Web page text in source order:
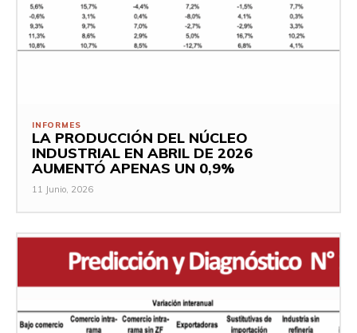
INFORMES
LA PRODUCCIÓN DEL NÚCLEO
INDUSTRIAL EN ABRIL DE 2026
AUMENTÓ APENAS UN 0,9%
11 Junio, 2026